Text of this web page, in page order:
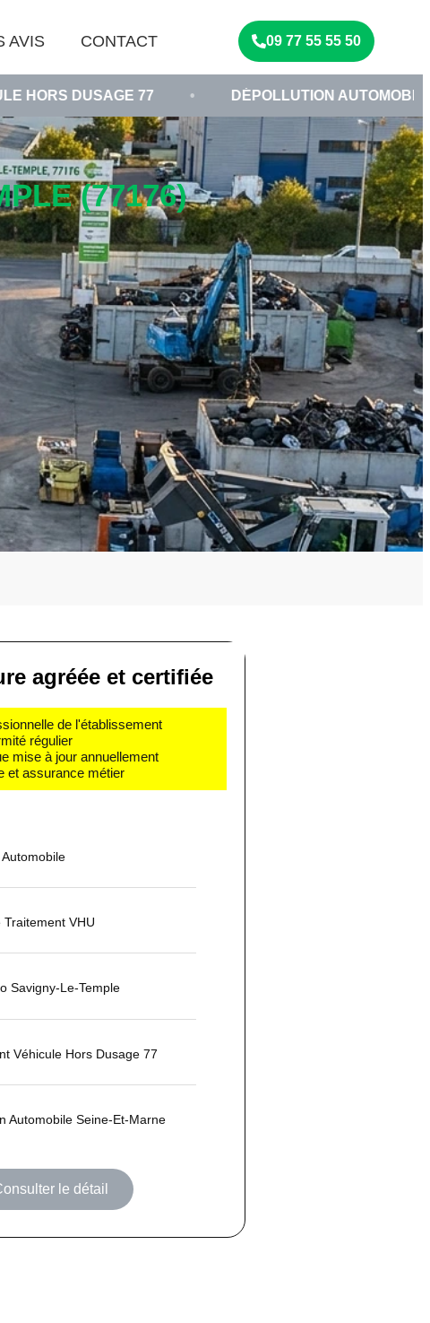
AVIS CONTACT 09 77 55 55 50
77 • DÉPOLLUTION AUTOMOBILE SEINE-ET-
(77176)
agréée et certifiée
de l'établissement
régulier
mise à jour annuellement
et assurance métier
Traitement VHU
Savigny-Le-Temple
Véhicule Hors Dusage 77
Automobile Seine-Et-Marne
le détail